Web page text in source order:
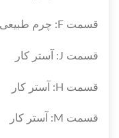
قسمت F: چرم طبیعی
قسمت J: آستر کار
قسمت H: آستر کار
قسمت M: آستر کار